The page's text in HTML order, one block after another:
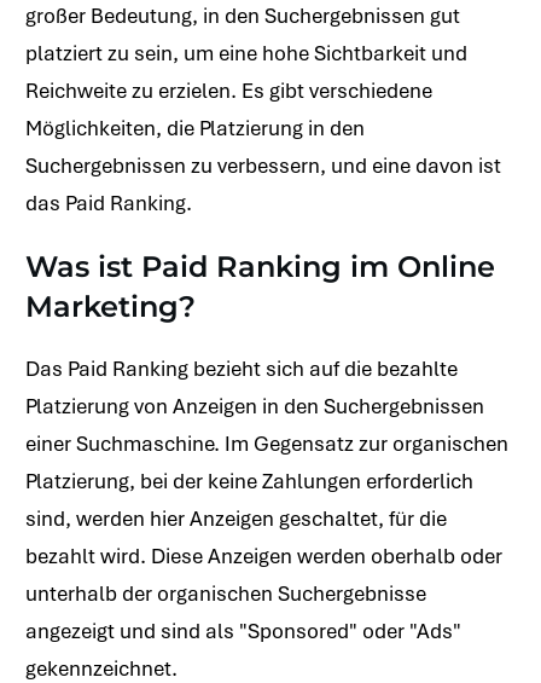
großer Bedeutung, in den Suchergebnissen gut
platziert zu sein, um eine hohe Sichtbarkeit und
Reichweite zu erzielen. Es gibt verschiedene
Möglichkeiten, die Platzierung in den
Suchergebnissen zu verbessern, und eine davon ist
das Paid Ranking.
Was ist Paid Ranking im Online
Marketing?
Das Paid Ranking bezieht sich auf die bezahlte
Platzierung von Anzeigen in den Suchergebnissen
einer Suchmaschine. Im Gegensatz zur organischen
Platzierung, bei der keine Zahlungen erforderlich
sind, werden hier Anzeigen geschaltet, für die
bezahlt wird. Diese Anzeigen werden oberhalb oder
unterhalb der organischen Suchergebnisse
angezeigt und sind als "Sponsored" oder "Ads"
gekennzeichnet.